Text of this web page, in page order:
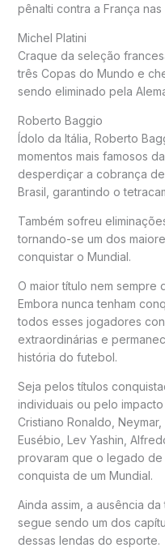
pênalti contra a França
Michel Platini
Craque da seleção
três Copas do Mundo e
sendo eliminado pela
Roberto Baggio
Ídolo da Itália, Roberto
momentos mais famosos
desperdiçar a cobrança
Brasil, garantindo o
Também sofreu
tornando-se um dos
conquistar o Mundial.
O maior título nem sempre
Embora nunca tenham
todos esses jogadores
extraordinárias e
história do futebol.
Seja pelos títulos
individuais ou pelo
Cristiano Ronaldo,
Eusébio, Lev Yashin,
provaram que o legado de
conquista de um Mundial.
Ainda assim, a ausência
segue sendo um dos
dessas lendas do esporte.